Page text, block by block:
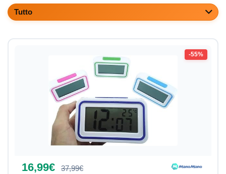
Tv e Video
Tutto
-55%
16,99€ 37,99€